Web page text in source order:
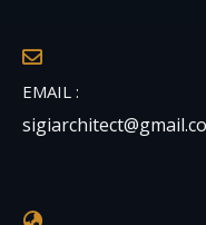
EMAIL :